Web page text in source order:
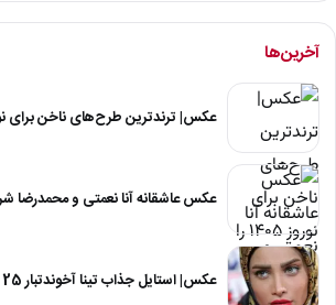
آخرین‌ها
عکس| ترندترین طرح‌های ناخن برای نوروز ۱۴۰۵ را
عکس عاشقانه آنا نعمتی و محمدرضا
عکس| استایل جذاب تینا آخوندتبار 25 ساله در کلانتری؛ سال 91